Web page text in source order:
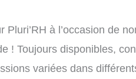
Pluri’RH à l’occasion de
! Toujours disponibles,
variées dans